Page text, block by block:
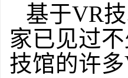
基于VR
家已见过
技馆的许